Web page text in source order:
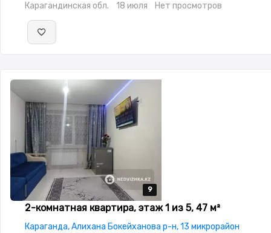
Карагандинская обл. 18 июля Нет просмотров
9
9
9
9
9
2-комнатная квартира, этаж 1 из 5, 47 м²
Караганда, Алихана Бокейханова р-н, 13 микрорайон